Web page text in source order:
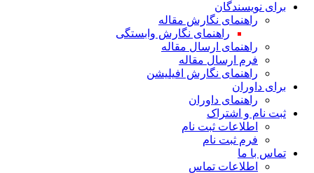
برای نویسندگان
راهنمای نگارش مقاله
راهنمای نگارش وابستگی
راهنمای ارسال مقاله
فرم ارسال مقاله
راهنمای نگارش افیلیشن
برای داوران
راهنمای داوران
ثبت نام و اشتراک
اطلاعات ثبت نام
فرم ثبت نام
تماس با ما
اطلاعات تماس